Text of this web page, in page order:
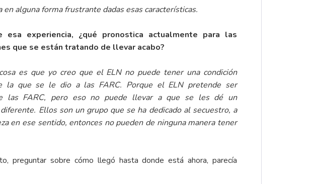
en alguna forma frustrante dadas esas características.
experiencia, ¿qué pronostica actualmente para las
que se están tratando de llevar acabo?
es que yo creo que el ELN no puede tener una condición
la que se le dio a las FARC. Porque el ELN pretende ser
las FARC, pero eso no puede llevar a que se les dé un
Ellos son un grupo que se ha dedicado al secuestro, a
en ese sentido, entonces no pueden de ninguna manera tener
preguntar sobre cómo llegó hasta donde está ahora, parecía